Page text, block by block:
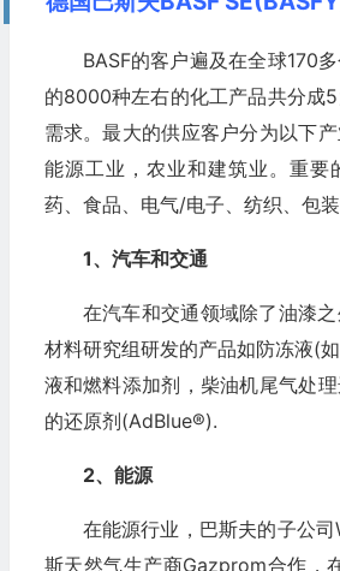
BASF的客户遍及在全球170
的8000种左右的化工产品共分成
需求。最大的供应客户分为以下
能源工业，农业和建筑业。重要
药、食品、电气/电子、纺织、包装
1、汽车和交通
在汽车和交通领域除了油漆
材料研究组研发的产品如防冻液(
液和燃料添加剂，柴油机尾气处
的还原剂(AdBlue®).
2、能源
在能源行业，巴斯夫的子公
斯天然气生产商Gazprom合作，